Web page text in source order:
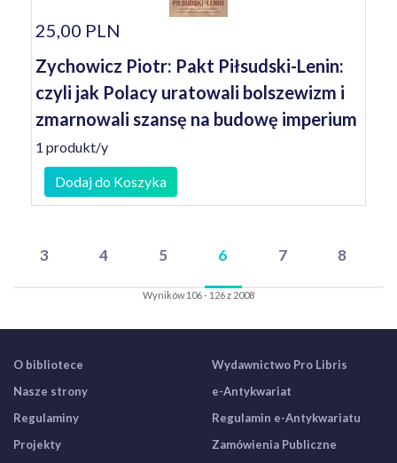
25,00 PLN
Zychowicz Piotr: Pakt Piłsudski-Lenin:
czyli jak Polacy uratowali bolszewizm i
zmarnowali szansę na budowę imperium
1 produkt/y
Dodaj do Koszyka
3 4 5 6 7 8
Wyników 106 - 126 z 2008
O bibliotece
Nasze strony
Regulaminy
Projekty
Wydawnictwo Pro Libris
e-Antykwariat
Regulamin e-Antykwariatu
Zamówienia Publiczne